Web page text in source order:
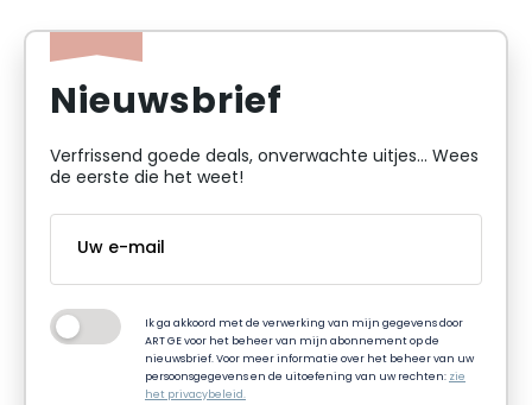
Nieuwsbrief
Verfrissend goede deals, onverwachte uitjes... Wees
de eerste die het weet!
Ik ga akkoord met de verwerking van mijn gegevens door
ART GE voor het beheer van mijn abonnement op de
nieuwsbrief. Voor meer informatie over het beheer van uw
persoonsgegevens en de uitoefening van uw rechten: zie
het privacybeleid.